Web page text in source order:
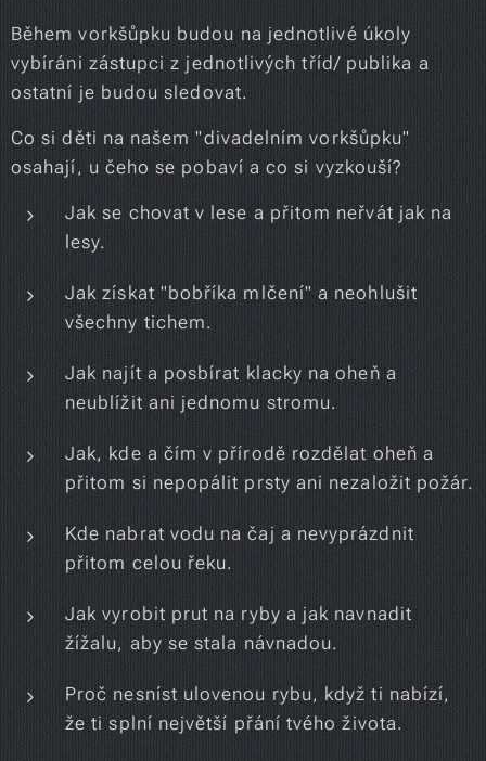
Během vorkšůpku budou na jednotlivé úkoly
vybíráni zástupci z jednotlivých tříd/ publika a
ostatní je budou sledovat.
Co si děti na našem "divadelním vorkšůpku"
osahají, u čeho se pobaví a co si vyzkouší?
Jak se chovat v lese a přitom neřvát jak na
lesy.
Jak získat "bobříka mlčení" a neohlušit
všechny tichem.
Jak najít a posbírat klacky na oheň a
neublížit ani jednomu stromu.
Jak, kde a čím v přírodě rozdělat oheň a
přitom si nepopálit prsty ani nezaložit požár.
Kde nabrat vodu na čaj a nevyprázdnit
přitom celou řeku.
Jak vyrobit prut na ryby a jak navnadit
žížalu, aby se stala návnadou.
Proč nesníst ulovenou rybu, když ti nabízí,
že ti splní největší přání tvého života.